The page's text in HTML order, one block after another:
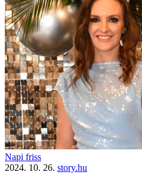
Napi friss
2024. 10. 26. story.hu